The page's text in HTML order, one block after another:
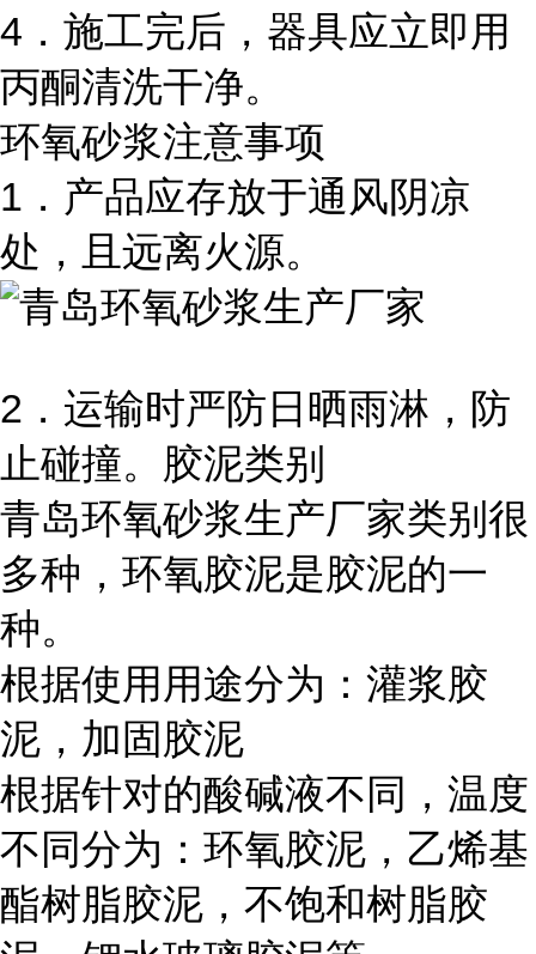
4．施工完后，器具应立即用
丙酮清洗干净。
环氧砂浆注意事项
1．产品应存放于通风阴凉
处，且远离火源。
2．运输时严防日晒雨淋，防
止碰撞。胶泥类别
青岛环氧砂浆生产厂家类别很
多种，环氧胶泥是胶泥的一
种。
根据使用用途分为：灌浆胶
泥，加固胶泥
根据针对的酸碱液不同，温度
不同分为：环氧胶泥，乙烯基
酯树脂胶泥，不饱和树脂胶